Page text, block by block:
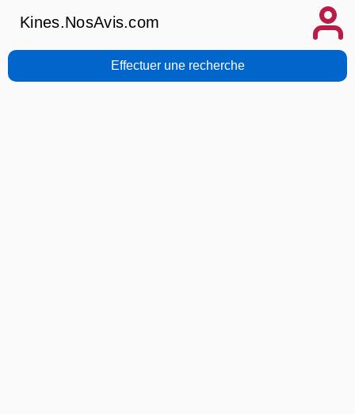
Kines.NosAvis.com
Effectuer une recherche